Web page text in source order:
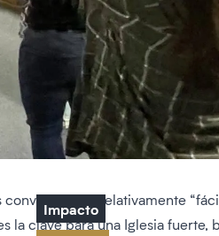
son relativamente
la clave para una Iglesia fuerte,
Impacto